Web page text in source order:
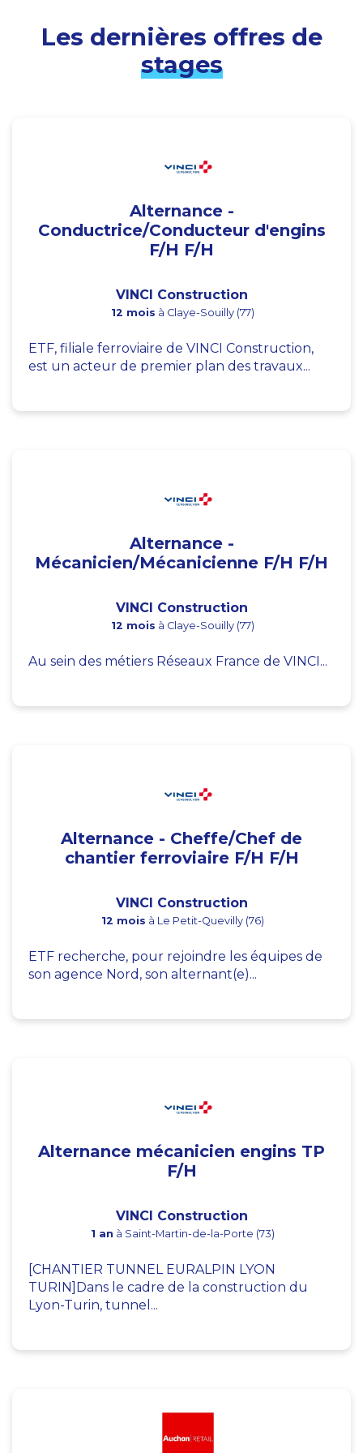
Les dernières offres de
stages
Alternance -
Conductrice/Conducteur d'engins
F/H F/H
VINCI Construction
12 mois à Claye-Souilly (77)
ETF, filiale ferroviaire de VINCI Construction,
est un acteur de premier plan des travaux...
Alternance -
Mécanicien/Mécanicienne F/H F/H
VINCI Construction
12 mois à Claye-Souilly (77)
Au sein des métiers Réseaux France de VINCI...
Alternance - Cheffe/Chef de
chantier ferroviaire F/H F/H
VINCI Construction
12 mois à Le Petit-Quevilly (76)
ETF recherche, pour rejoindre les équipes de
son agence Nord, son alternant(e)...
Alternance mécanicien engins TP
F/H
VINCI Construction
1 an à Saint-Martin-de-la-Porte (73)
[CHANTIER TUNNEL EURALPIN LYON
TURIN]Dans le cadre de la construction du
Lyon-Turin, tunnel...